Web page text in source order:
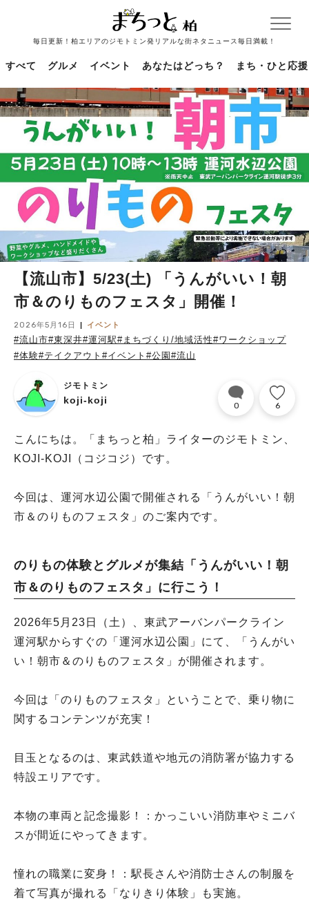
毎日更新！柏エリアのジモトミン発リアルな街ネタニュース毎日満載！
すべて グルメ イベント あなたはどっち？ まち・ひと応援
【流山市】5/23(土) 「うんがいい！朝
市＆のりものフェスタ」開催！
2026年5月16日 イベント
#流山市#東深井#運河駅#まちづくり/地域活性#ワークショップ
#体験#テイクアウト #イベント #公園 #流山
ジモトミン
koji-koji 0 6
こんにちは。「まちっと柏」ライターのジモトミン、
KOJI-KOJI（コジコジ）です。
今回は、運河水辺公園で開催される「うんがいい！朝
市＆のりものフェスタ」のご案内です。
のりもの体験とグルメが集結「うんがいい！朝
市＆のりものフェスタ」に行こう！
2026年5月23日（土）、東武アーバンパークライン
運河駅からすぐの「運河水辺公園」にて、「うんがい
い！朝市＆のりものフェスタ」が開催されます。
今回は「のりものフェスタ」ということで、乗り物に
関するコンテンツが充実！
目玉となるのは、東武鉄道や地元の消防署が協力する
特設エリアです。
本物の車両と記念撮影！：かっこいい消防車やミニバ
スが間近にやってきます。
憧れの職業に変身！：駅長さんや消防士さんの制服を
着て写真が撮れる「なりきり体験」も実施。